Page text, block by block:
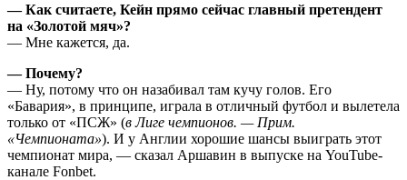
— Как считаете, Кейн прямо сейчас главный претендент
на «Золотой мяч»?
— Мне кажется, да.
— Почему?
— Ну, потому что он назабивал там кучу голов. Его
«Бавария», в принципе, играла в отличный футбол и вылетела
только от «ПСЖ» (в Лиге чемпионов. — Прим.
«Чемпионата»). И у Англии хорошие шансы выиграть этот
чемпионат мира, — сказал Аршавин в выпуске на YouTube-
канале Fonbet.